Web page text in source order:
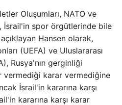
Oluşumları, NATO ve
İsrail'in spor örgütlerinde bile
açıklayan Hansen olarak,
(UEFA) ve Uluslararası
Rusya'nın gerginliği
vermediği karar vermediğine
İsrail'in kararına karşı
kararına karşı karar